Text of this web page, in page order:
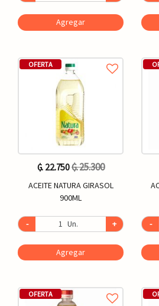
Agregar
OFERTA
₲. 22.750₲. 25.300
ACEITE NATURA GIRASOL
900ML
- Un. +
Agregar
-
OFERTA